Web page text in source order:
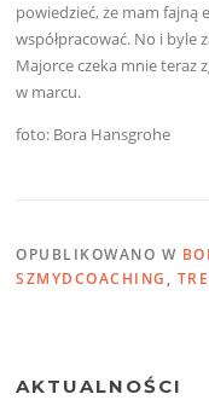
powiedzieć, że mam fajną
współpracować. No i byle
Majorce czeka mnie teraz
w marcu.
foto: Bora Hansgrohe
OPUBLIKOWANO W
SZMYDCOACHING ,
AKTUALNOŚCI